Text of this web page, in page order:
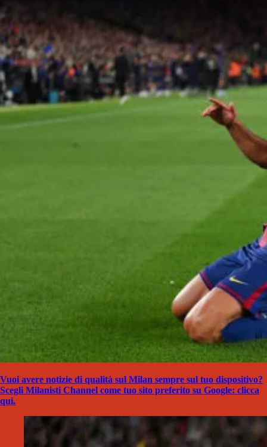
Vuoi avere notizie di qualità sul Milan sempre sul tuo dispositivo?
Scegli Milanisti Channel come tuo sito preferito su Google: clicca
qui.